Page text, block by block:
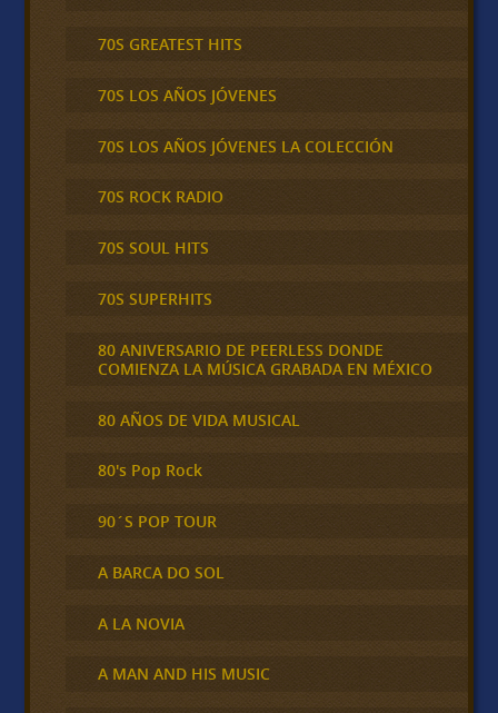
70S GREATEST HITS
70S LOS AÑOS JÓVENES
70S LOS AÑOS JÓVENES LA COLECCIÓN
70S ROCK RADIO
70S SOUL HITS
70S SUPERHITS
80 ANIVERSARIO DE PEERLESS DONDE
COMIENZA LA MÚSICA GRABADA EN MÉXICO
80 AÑOS DE VIDA MUSICAL
80's Pop Rock
90´S POP TOUR
A BARCA DO SOL
A LA NOVIA
A MAN AND HIS MUSIC